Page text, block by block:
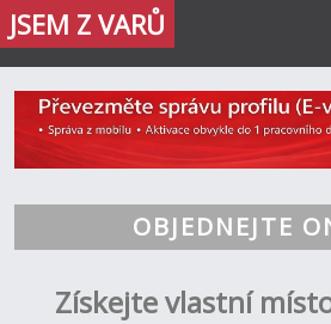
JSEM Z VARŮ
OBJEDNEJTE
Získejte vlastní